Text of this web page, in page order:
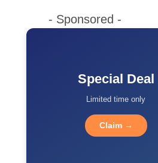
- Sponsored -
Special Deal
Limited time only
Claim →